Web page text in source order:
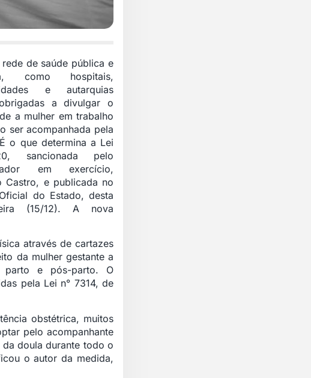
de saúde pública e
como hospitais,
e autarquias
a divulgar o
a mulher em trabalho
ser acompanhada pela
o que determina a Lei
sancionada pelo
em exercício,
Castro, e publicada no
do Estado, desta
(15/12). A nova
através de cartazes
da mulher gestante a
parto e pós-parto. O
pela Lei n° 7314, de
obstétrica, muitos
pelo acompanhante
doula durante todo o
o autor da medida,